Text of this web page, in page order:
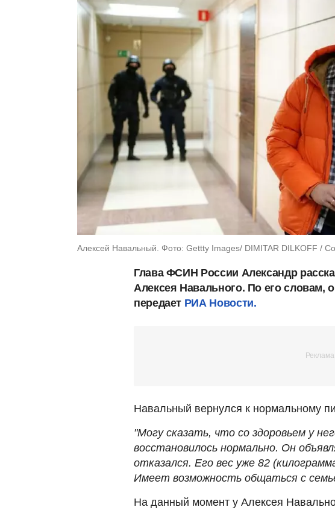
Алексей Навальный. Фото: Gettty Images/ DIMITAR DILKOFF /
Глава ФСИН России Александр
Алексея Навального. По его словам,
передает РИА Новости.
Навальный вернулся к нормальному
"Могу сказать, что со здоровьем у
восстановилось нормально. Он
отказался. Его вес уже 82
Имеет возможность общаться с
На данный момент у Алексея